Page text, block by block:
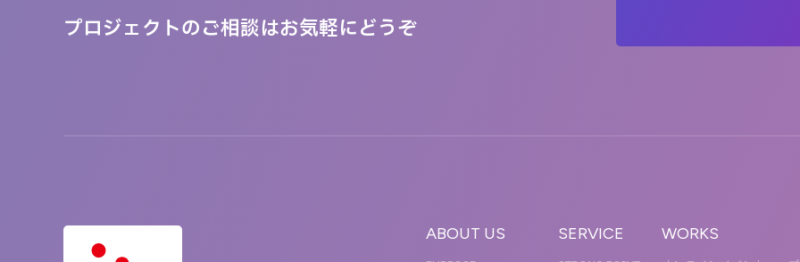
プロジェクトのご相談はお気軽にどうぞ
ABOUT US SERVICE WORKS